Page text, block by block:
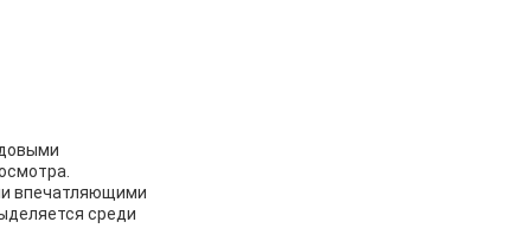
впечатляющими
среди